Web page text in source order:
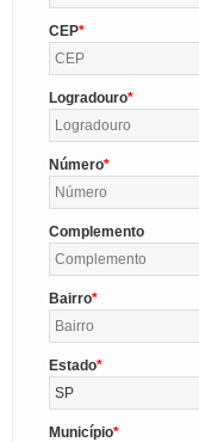
CEP
Logradouro
Número
Complemento
Bairro
Estado
SP
Município